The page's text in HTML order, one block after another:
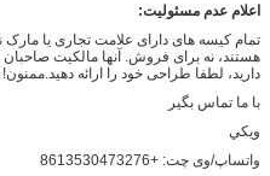
اعلام عدم مسئولیت:
تمام کیسه های دارای علامت تجاری یا
هستند، نه برای فروش. آنها مالکیت صاحبان
دارید، لطفا طراحی خود را ارائه دهید.ممنون!
با ما تماس بگير
ويکي
واتساپ/وی چت: +8613530473276